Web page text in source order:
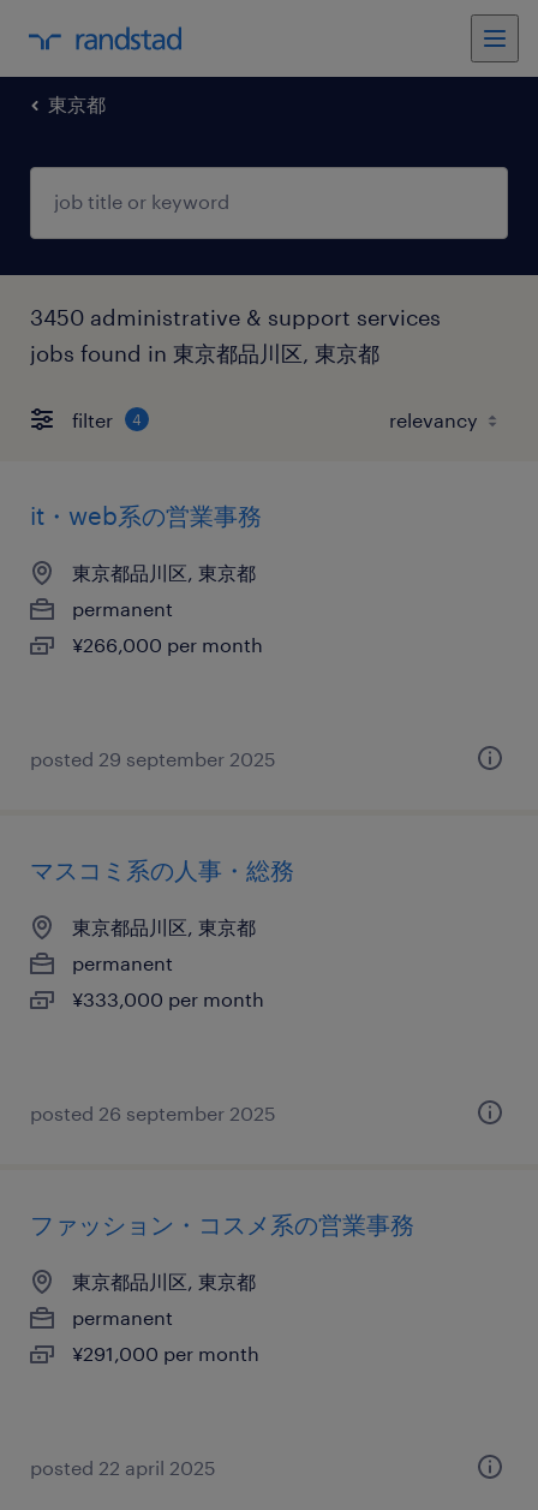
東京都
3450 administrative & support services
jobs found in 東京都品川区, 東京都
filter 4
it・web系の営業事務
東京都品川区, 東京都
permanent
¥266,000 per month
posted 29 september 2025
マスコミ系の人事・総務
東京都品川区, 東京都
permanent
¥333,000 per month
posted 26 september 2025
ファッション・コスメ系の営業事務
東京都品川区, 東京都
permanent
¥291,000 per month
posted 22 april 2025